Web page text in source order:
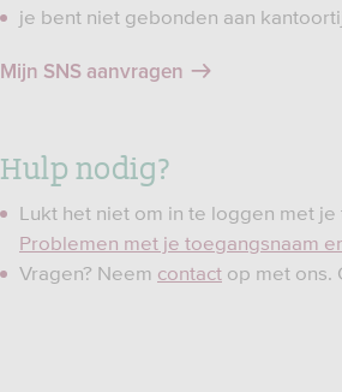
je bent niet gebonden aan
Mijn SNS aanvragen
Hulp nodig?
Lukt het niet om in te loggen met
Problemen met je toegangsnaam
Vragen? Neem contact op met ons.